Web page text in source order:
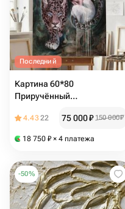
Последний
Картина 60*80
Приручённый
4.4322 75 000₽ 150 000₽
18 750 ₽ × 4 платежа
-50%